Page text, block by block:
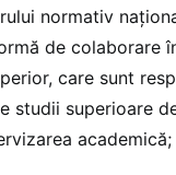
normativ
de colaborare
care sunt
studii superioare